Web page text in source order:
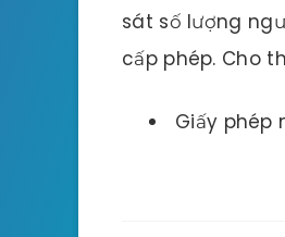
sát số lượng
cấp phép. Cho
Giấy phép